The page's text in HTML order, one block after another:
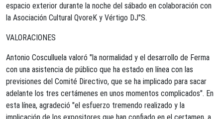
espacio exterior durante la noche del sábado en colaboración con
la Asociación Cultural QvoreK y Vértigo DJ"S.
VALORACIONES
Antonio Cosculluela valoró "la normalidad y el desarrollo de Ferma
con una asistencia de público que ha estado en línea con las
previsiones del Comité Directivo, que se ha implicado para sacar
adelante los tres certámenes en unos momentos complicados". En
esta línea, agradeció "el esfuerzo tremendo realizado y la